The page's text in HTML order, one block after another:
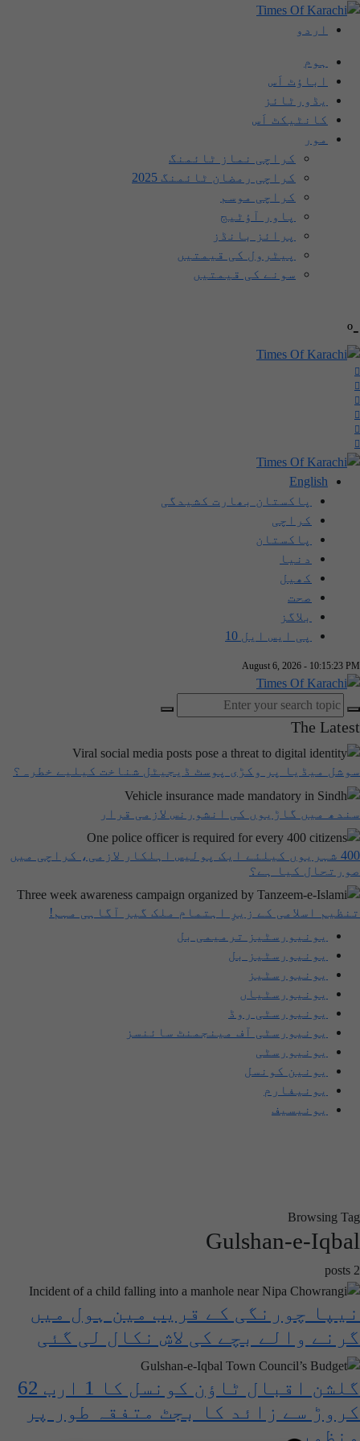
اردو
ہوم
اباؤٹ اَس
یڈورٹائز
کانٹیکٹ اَس
مور
کراچی نماز ٹائمنگ
کراچی رمضان ٹائمنگ 2025
کراچی موسم
پاور آؤٹیج
پرائز بانڈز
پیٹرول کی قیمتیں
سونے کی قیمتیں
-º
English
پاکستان بھارت کشیدگی
کراچی
پاکستان
دنیا
کھیل
صحت
بلاگز
پی ایس ایل 10
August 6, 2026 - 10:15:24 PM
The Latest
سوشل میڈیا پر وکڑی پوسٹ ڈیجیٹل شناخت کیلیے خطرہ؟
سندھ میں گاڑیوں کی انشورنس لازمی قرار
400 شہریوں کیلئے ایک پولیس اہلکار لازمی، کراچی میں
صورتحال کیا ہے؟
تنظیم اسلامی کے زیرِ اہتمام ملک گیر آگاہی مہم!
یونیورسٹیز ترمیمی بل
یونیورسٹیز بل
یونیورسٹیز
یونیورسٹیاں
یونیورسٹی روڈ
یونیورسٹی آف مینجمنٹ سائنسز
یونیورسٹی
یونین کونسل
یونیفارم
یونیسیف
Browsing Tag
Gulshan-e-Iqbal
2 posts
نیپا چورنگی کے قریب مین ہول میں
گرنے والے بچے کی لاش نکال لی گئی
گلشن اقبال ٹاؤن کونسل کا 1 ارب 62
کروڑ سے زائد کا بجٹ متفقہ طور پر
منظور